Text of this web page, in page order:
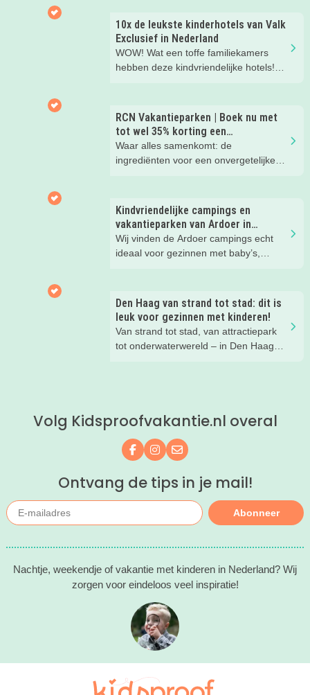
10x de leukste kinderhotels van Valk
Exclusief in Nederland
WOW! Wat een toffe familiekamers
hebben deze kindvriendelijke hotels!
kinderhotels van Valk Exclusief en
boek een heerlijk nachtje weg met je
kind(eren).
RCN Vakantieparken | Boek nu met
tot wel 35% korting een
zomervakantie!
Waar alles samenkomt: de
ingrediënten voor een onvergetelijke
Kindvriendelijke campings en
vakantieparken van Ardoer in
Nederland
Wij vinden de Ardoer campings echt
ideaal voor gezinnen met baby’s,
Den Haag van strand tot stad: dit is
leuk voor gezinnen met kinderen!
Van strand tot stad, van attractiepark
tot onderwaterwereld – in Den Haag
Volg Kidsproofvakantie.nl overal
Volg ons op Facebook
Volg ons op Instagram
Mail ons
Ontvang de tips in je mail!
Abonneer
Nachtje, weekendje of vakantie met kinderen in Nederland? Wij
zorgen voor eindeloos veel inspiratie!